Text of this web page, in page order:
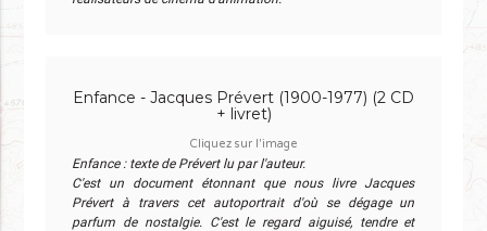
Enfance - Jacques Prévert (1900-1977) (2 CD
+ livret)
Cliquez sur l'image
Enfance : texte de Prévert lu par l'auteur.
C'est un document étonnant que nous livre Jacques
Prévert à travers cet autoportrait d'où se dégage un
parfum de nostalgie. C'est le regard aiguisé, tendre et